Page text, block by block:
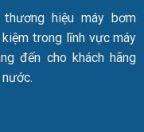
hiệu máy bơm
trong lĩnh vực máy
đến cho khách hãng